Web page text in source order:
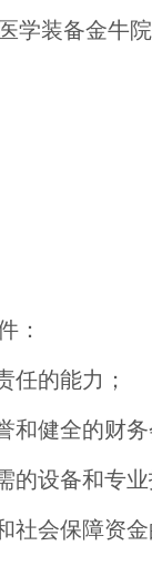
学装备金牛
：
任的能力；
和健全的财务
的设备和专业
社会保障资金